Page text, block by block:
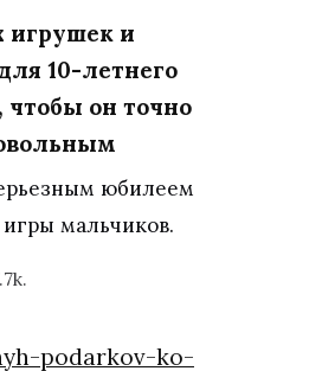
игрушек и
10-летнего
чтобы он точно
юбилеем
мальчиков.